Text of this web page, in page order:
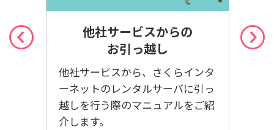
他社サービスからの
お引っ越し
他社サービスから、さくらインタ
ーネットのレンタルサーバに引っ
越しを行う際のマニュアルをご紹
介します。